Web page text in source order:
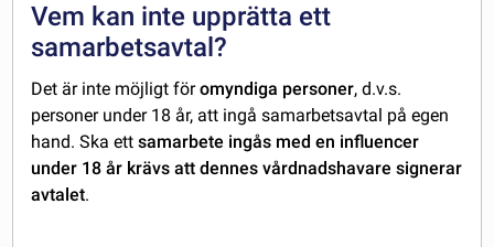
Vem kan inte upprätta ett
samarbetsavtal?
Det är inte möjligt föromyndiga personer, d.v.s.
personer under 18 år, att ingå samarbetsavtal på egen
hand. Ska ettsamarbete ingås med en influencer
under 18 år krävs att dennes vårdnadshavare signerar
avtalet.